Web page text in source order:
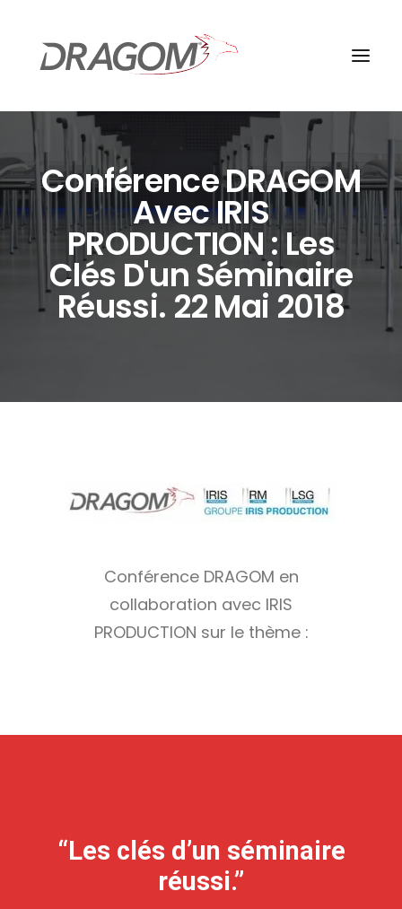
Conférence DRAGOM
Avec IRIS
PRODUCTION : Les
Clés D'un Séminaire
Réussi. 22 Mai 2018
Conférence DRAGOM en
collaboration avec IRIS
PRODUCTION sur le thème :
“Les clés d’un séminaire
réussi.”